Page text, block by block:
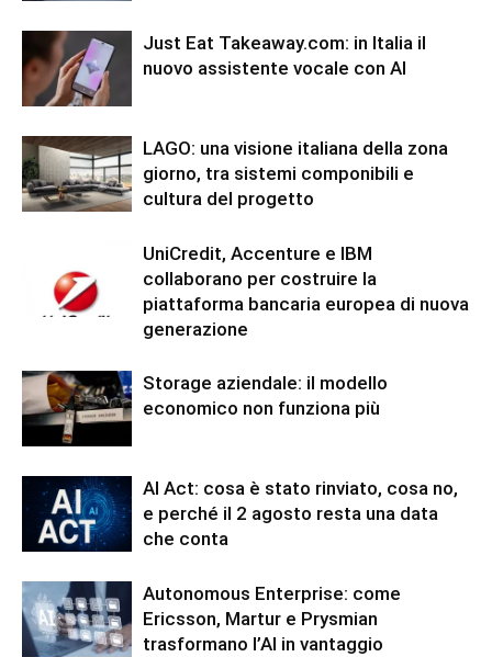
Just Eat Takeaway.com: in Italia il
nuovo assistente vocale con AI
LAGO: una visione italiana della zona
giorno, tra sistemi componibili e
cultura del progetto
UniCredit, Accenture e IBM
collaborano per costruire la
piattaforma bancaria europea di nuova
generazione
Storage aziendale: il modello
economico non funziona più
AI Act: cosa è stato rinviato, cosa no,
e perché il 2 agosto resta una data
che conta
Autonomous Enterprise: come
Ericsson, Martur e Prysmian
trasformano l’AI in vantaggio